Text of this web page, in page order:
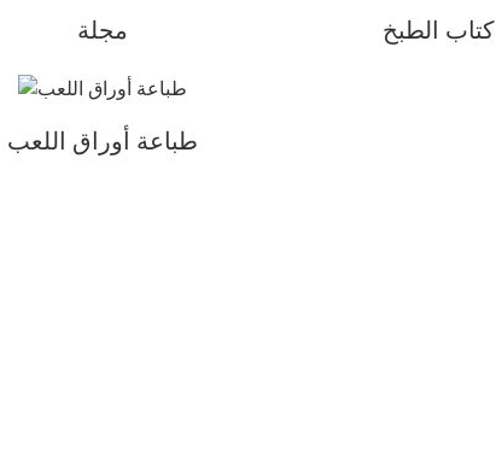
مجلة كتاب الطبخ
طباعة أوراق اللعب